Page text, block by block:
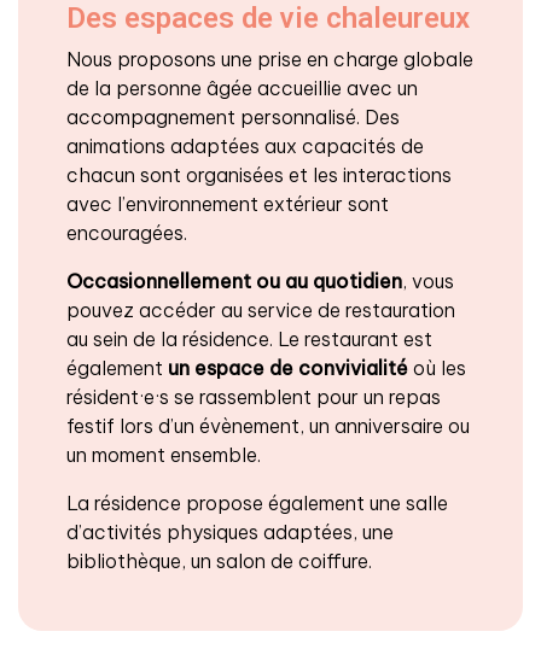
Des espaces de vie chaleureux
Nous proposons une prise en charge globale
de la personne âgée accueillie avec un
accompagnement personnalisé. Des
animations adaptées aux capacités de
chacun sont organisées et les interactions
avec l’environnement extérieur sont
encouragées.
Occasionnellement ou au quotidien, vous
pouvez accéder au service de restauration
au sein de la résidence. Le restaurant est
également un espace de convivialité où les
résident·e·s se rassemblent pour un repas
festif lors d’un évènement, un anniversaire ou
un moment ensemble.
La résidence propose également une salle
d’activités physiques adaptées, une
bibliothèque, un salon de coiffure.